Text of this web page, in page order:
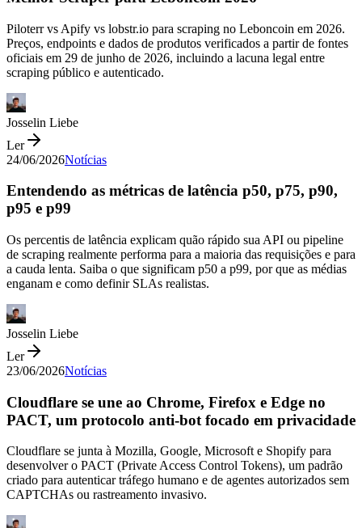
Piloterr vs Apify vs lobstr.io para scraping no Leboncoin em 2026.
Preços, endpoints e dados de produtos verificados a partir de fontes
oficiais em 29 de junho de 2026, incluindo a lacuna legal entre
scraping público e autenticado.
Josselin Liebe
Ler
24/06/2026Notícias
Entendendo as métricas de latência p50, p75, p90,
p95 e p99
Os percentis de latência explicam quão rápido sua API ou pipeline
de scraping realmente performa para a maioria das requisições e para
a cauda lenta. Saiba o que significam p50 a p99, por que as médias
enganam e como definir SLAs realistas.
Josselin Liebe
Ler
23/06/2026Notícias
Cloudflare se une ao Chrome, Firefox e Edge no
PACT, um protocolo anti-bot focado em privacidade
Cloudflare se junta à Mozilla, Google, Microsoft e Shopify para
desenvolver o PACT (Private Access Control Tokens), um padrão
criado para autenticar tráfego humano e de agentes autorizados sem
CAPTCHAs ou rastreamento invasivo.